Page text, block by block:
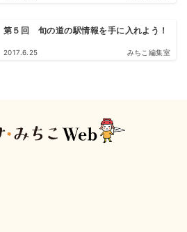
第５回 旬の道の駅情報を手に入れよう！
2017.6.25 みちこ編集室